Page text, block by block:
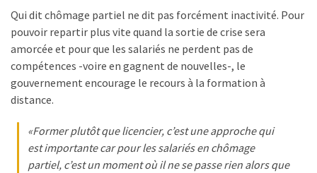
Qui dit chômage partiel ne dit pas forcément inactivité. Pour
pouvoir repartir plus vite quand la sortie de crise sera
amorcée et pour que les salariés ne perdent pas de
compétences -voire en gagnent de nouvelles-, le
gouvernement encourage le recours à la formation à
distance.
«Former plutôt que licencier, c’est une approche qui
est importante car pour les salariés en chômage
partiel, c’est un moment où il ne se passe rien alors que